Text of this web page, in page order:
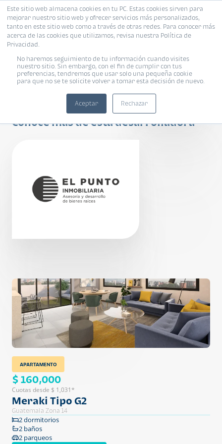
Este sitio web almacena cookies en tu PC. Estas cookies sirven para
mejorar nuestro sitio web y ofrecer servicios más personalizados,
tanto en este sitio web como a través de otras redes. Para conocer más
acerca de las cookies que utilizamos, revisa nuestra Política de
Privacidad.
No haremos seguimiento de tu información cuando visites
nuestro sitio. Sin embargo, con el fin de cumplir con tus
preferencias, tendremos que usar solo una pequeña cookie
para que no se te solicite volver a tomar esta decisión de nuevo.
Aceptar Rechazar
Conoce más de esta desarrolladora
APARTAMENTO
$ 160,000
Cuotas desde $ 1,031*
Meraki Tipo G2
Guatemala Zona 14
2 dormitorios
2 baños
2 parqueos